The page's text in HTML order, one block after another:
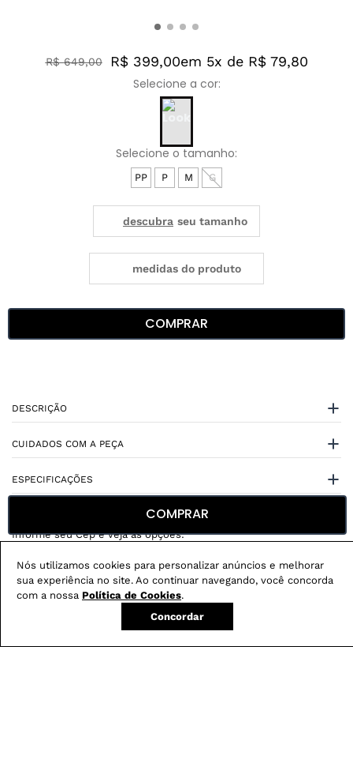
Nós utilizamos cookies para personalizar anúncios e melhorar
sua experiência no site. Ao continuar navegando, você concorda
com a nossa Política de Cookies.
Concordar
R$ 649,00 R$ 399,00em 5x de R$ 79,80
PP P M G
medidas do produto
COMPRAR
DESCRIÇÃO
CUIDADOS COM A PEÇA
ESPECIFICAÇÕES
Não sei meu CEP
COMPRAR